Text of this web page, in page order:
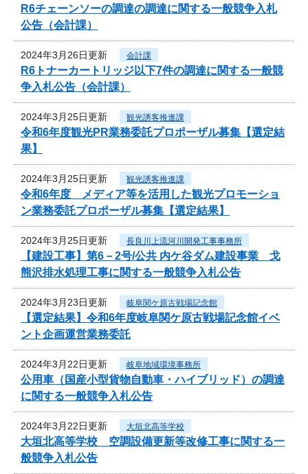
R6チェーンソーの調達の調達に関する一般競争入札
公告（会計課）
2024年3月26日更新 会計課
R6トナーカートリッジ以下7件の調達に関する一般競
争入札公告（会計課）
2024年3月25日更新 観光誘客推進課
令和6年度観光PR業務委託プロポーザル募集【選定結
果】
2024年3月25日更新 観光誘客推進課
令和6年度 メディア等を活用した観光プロモーショ
ン業務委託プロポーザル募集【選定結果】
2024年3月25日更新 長良川上流河川開発工事事務所
【建設工事】第6－2号/公共 内ケ谷ダム建設事業 戈
熊沢排水処理工事に関する一般競争入札公告
2024年3月23日更新 岐阜関ケ原古戦場記念館
【選定結果】令和6年度岐阜関ケ原古戦場記念館イベ
ント企画運営業務委託
2024年3月22日更新 岐阜地域環境事務所
公用車（国産小型貨物自動車・ハイブリッド）の調達
に関する一般競争入札公告
2024年3月22日更新 大垣北高等学校
大垣北高等学校 空調設備更新等改修工事に関する一
般競争入札公告